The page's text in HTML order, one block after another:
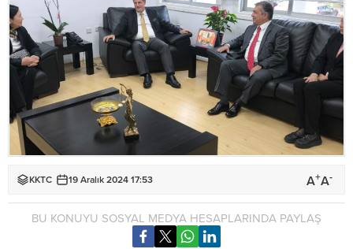
KKTC 19 Aralık 2024 17:53 A+A-
BU KONUYU SOSYAL MEDYA HESAPLARINDA PAYLAŞ